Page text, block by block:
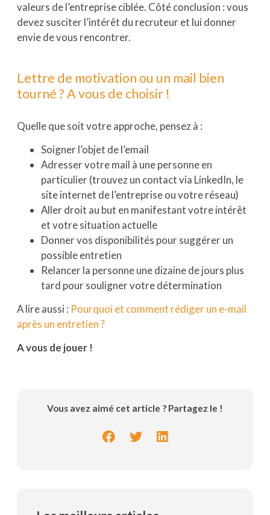
valeurs de l’entreprise ciblée. Côté conclusion : vous
devez susciter l’intérêt du recruteur et lui donner
envie de vous rencontrer.
Lettre de motivation ou un mail bien
tourné ? A vous de choisir !
Quelle que soit votre approche, pensez à :
Soigner l’objet de l’email
Adresser votre mail à une personne en
particulier (trouvez un contact via LinkedIn, le
site internet de l’entreprise ou votre réseau)
Aller droit au but en manifestant votre intérêt
et votre situation actuelle
Donner vos disponibilités pour suggérer un
possible entretien
Relancer la personne une dizaine de jours plus
tard pour souligner votre détermination
A lire aussi : Pourquoi et comment rédiger un e-mail
après un entretien ?
A vous de jouer !
Vous avez aimé cet article ? Partagez le !